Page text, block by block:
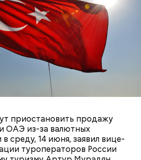
приостановить продажу
ОАЭ из-за валютных
среду, 14 июня, заявил вице-
туроператоров России
Вернет молодость и снизит
в различном виде:
сушеном и соленом.
веселка вонючая. Мутинус
Евразию из Северной Америки,
стал все чаще встречаться в
Не опасен ли он и можно
грибы, которые растут
рассказал эксперт по
как объект себя поведет,
резкое движение,
увлечь шар за человеком, и
за ним до тех пор, пока не
Бычков. — Но чаще всего они
редкий случай. Обычно энергия
затухают.